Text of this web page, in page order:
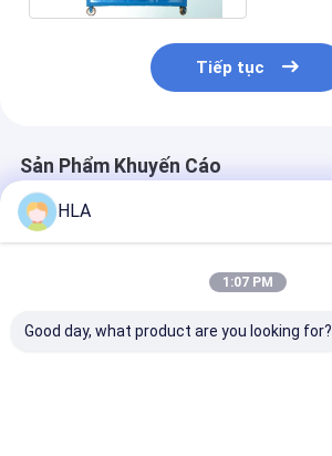
Tiếp tục
Sản Phẩm Khuyến Cáo
HLA
1:07 PM
Good day, what product are you looking for?